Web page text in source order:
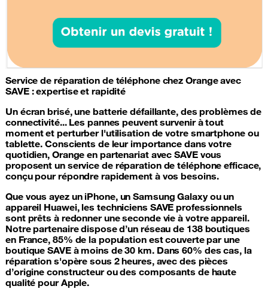
Service de réparation de téléphonechez Orange avec
SAVE : expertise et rapidité
Un écran brisé, une batterie défaillante, des problèmes de
connectivité... Les pannes peuvent survenir à tout
moment et perturber l'utilisation de votre smartphoneou
tablette. Conscients de leur importance dans votre
quotidien, Orange en partenariat avec SAVE vous
proposent un service de réparation de téléphone efficace,
conçu pour répondre rapidement à vos besoins.
Que vous ayez un iPhone, un SamsungGalaxyou un
appareil Huawei, les techniciens SAVE professionnels
sont prêts à redonner une seconde vie à votre appareil.
Notre partenaire dispose d’un réseau de 138 boutiques
en France, 85% de la population est couverte par une
boutique SAVE à moins de 30 km. Dans 60% des cas, la
réparation s'opère sous 2 heures, avec des pièces
d’origine constructeur ou des composants de haute
qualité pour Apple.